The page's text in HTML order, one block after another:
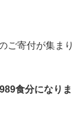
ご寄付が集まり
食分になりま